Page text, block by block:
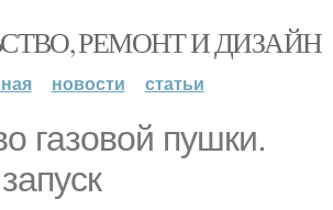
РЕМОНТ И ДИЗАЙН
новости статьи
газовой пушки.